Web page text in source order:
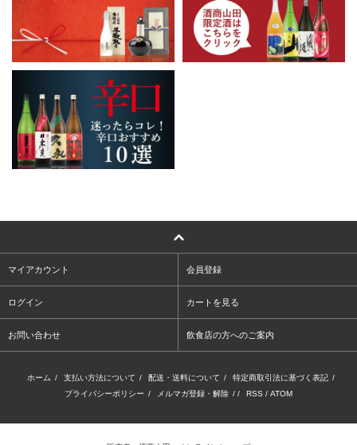
マイアカウント 会員登録
ログイン カートを見る
お問い合わせ 飲食店の方へのご案内
ホーム / 支払い方法について / 配送・送料について / 特定商取引法に基づく表記 /
プライバシーポリシー / メルマガ登録・解除 / / RSS / ATOM